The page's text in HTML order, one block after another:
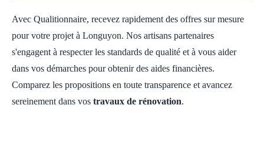
Avec Qualitionnaire, recevez rapidement des offres sur mesure
pour votre projet à Longuyon. Nos artisans partenaires
s'engagent à respecter les standards de qualité et à vous aider
dans vos démarches pour obtenir des aides financières.
Comparez les propositions en toute transparence et avancez
sereinement dans vos travaux de rénovation.